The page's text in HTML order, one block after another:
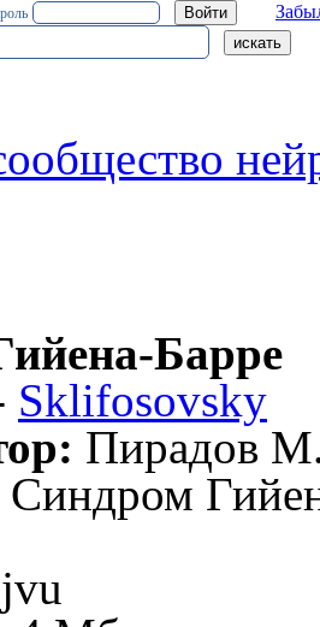
Барре
Sklifosovsky
Пирадов
Синдром